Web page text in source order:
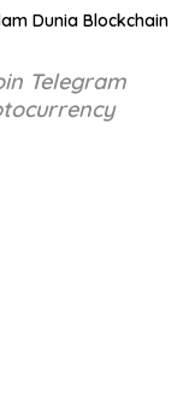
Dunia Blockchain
Telegram